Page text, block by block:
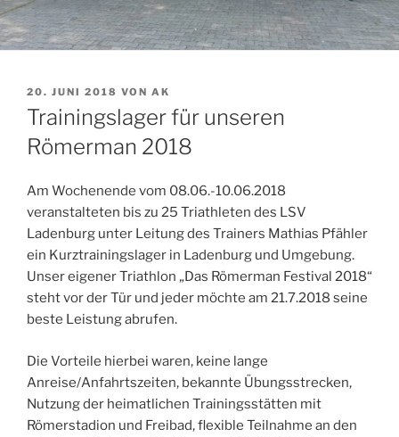
VERÖFFENTLICHT
AM
20. JUNI 2018 VON AK
Trainingslager für unseren
Römerman 2018
Am Wochenende vom 08.06.-10.06.2018
veranstalteten bis zu 25 Triathleten des LSV
Ladenburg unter Leitung des Trainers Mathias Pfähler
ein Kurztrainingslager in Ladenburg und Umgebung.
Unser eigener Triathlon „Das Römerman Festival 2018“
steht vor der Tür und jeder möchte am 21.7.2018 seine
beste Leistung abrufen.
Die Vorteile hierbei waren, keine lange
Anreise/Anfahrtszeiten, bekannte Übungsstrecken,
Nutzung der heimatlichen Trainingsstätten mit
Römerstadion und Freibad, flexible Teilnahme an den